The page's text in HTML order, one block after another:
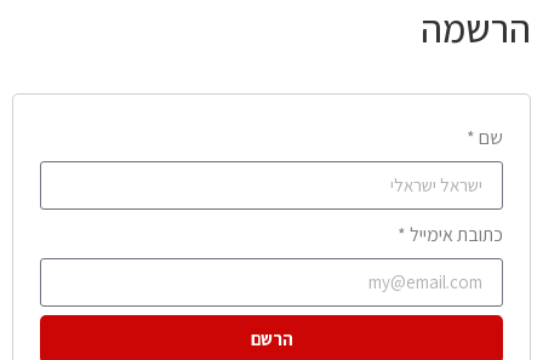
הרשמה
שם *
כתובת אימייל *
הרשם